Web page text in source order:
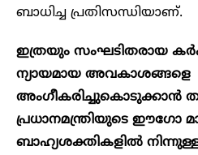
ബാധിച്ച പ്രതിസന്ധിയാണ്.
ഇത്രയും സംഘടിതരായ
ന്യായമായ അവകാശങ്ങളെ
അംഗീകരിച്ചുകൊടുക്കാൻ
പ്രധാനമന്ത്രിയുടെ ഈഗോ
ബാഹ്യശക്തികളിൽ